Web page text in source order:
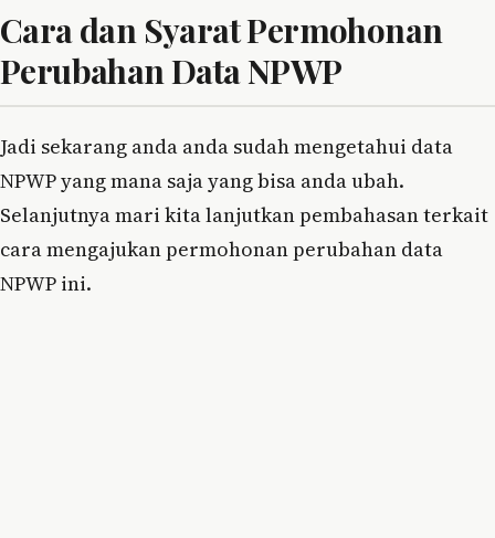
Cara dan Syarat Permohonan
Perubahan Data NPWP
Jadi sekarang anda anda sudah mengetahui data
NPWP yang mana saja yang bisa anda ubah.
Selanjutnya mari kita lanjutkan pembahasan terkait
cara mengajukan permohonan perubahan data
NPWP ini.